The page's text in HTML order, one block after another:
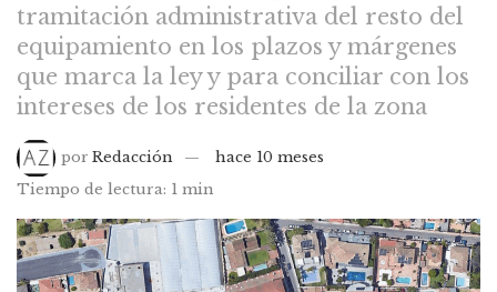
tramitación administrativa del resto del
equipamiento en los plazos y márgenes
que marca la ley y para conciliar con los
intereses de los residentes de la zona
por Redacción
hace 10 meses
Tiempo de lectura: 1 min